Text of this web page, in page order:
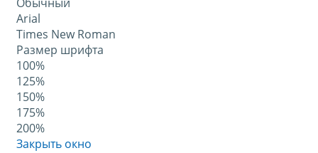
Arial
Times New Roman
Размер шрифта
100%
125%
150%
175%
200%
Закрыть окно